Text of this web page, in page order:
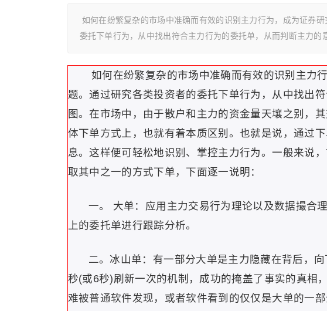
如何在纷繁复杂的市场中准确而有效的识别主力行为，成为证券
委托下单行为，从中找出符合主力行为的委托单，从而判断主力的
如何在纷繁复杂的市场中准确而有效的识别主力
题。通过研究各类投资者的委托下单行为，从中找出
图。在市场中，由于散户和主力的资金量天壤之别，
体下单方式上，也就有着本质区别。也就是说，通过
息。这样便可轻松地识别、掌控主力行为。一般来说
取其中之一的方式下单，下面逐一说明：
一。 大单：应用主力交易行为理论以及数据撮合
上的委托单进行跟踪分析。
二。冰山单：有一部分大单是主力隐藏在背后，
秒(或6秒)刷新一次的机制，成功的掩盖了事实的真相
难被普通软件发现，或者软件看到的仅仅是大单的一